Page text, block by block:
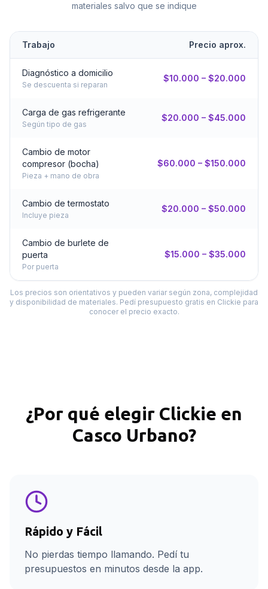
materiales salvo que se indique
Trabajo Precio aprox.
Diagnóstico a domicilio
Se descuenta si reparan
$10.000 – $20.000
Carga de gas refrigerante
Según tipo de gas
$20.000 – $45.000
Cambio de motor
compresor (bocha)
Pieza + mano de obra
$60.000 – $150.000
Cambio de termostato
Incluye pieza
$20.000 – $50.000
Cambio de burlete de
puerta
Por puerta
$15.000 – $35.000
Los precios son orientativos y pueden variar según zona, complejidad
y disponibilidad de materiales. Pedí presupuesto gratis en Clickie para
conocer el precio exacto.
¿Por qué elegir Clickie en
Casco Urbano?
Rápido y Fácil
No pierdas tiempo llamando. Pedí tu
presupuestos en minutos desde la app.